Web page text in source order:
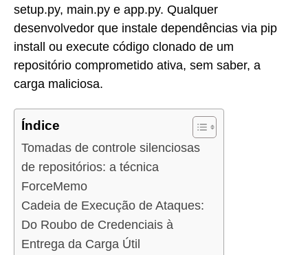
setup.py, main.py e app.py. Qualquer
desenvolvedor que instale dependências via pip
install ou execute código clonado de um
repositório comprometido ativa, sem saber, a
carga maliciosa.
Índice
Tomadas de controle silenciosas
de repositórios: a técnica
ForceMemo
Cadeia de Execução de Ataques:
Do Roubo de Credenciais à
Entrega da Carga Útil